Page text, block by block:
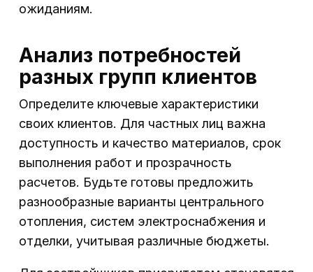
ожиданиям.
Анализ потребностей
разных групп клиентов
Определите ключевые характеристики
своих клиентов. Для частных лиц важна
доступность и качество материалов, срок
выполнения работ и прозрачность
расчетов. Будьте готовы предложить
разнообразные варианты центрального
отопления, систем электроснабжения и
отделки, учитывая различные бюджеты.